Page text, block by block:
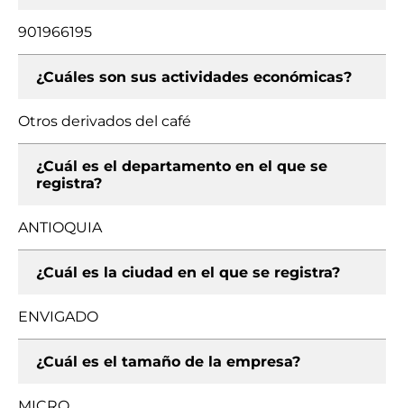
901966195
¿Cuáles son sus actividades económicas?
Otros derivados del café
¿Cuál es el departamento en el que se
registra?
ANTIOQUIA
¿Cuál es la ciudad en el que se registra?
ENVIGADO
¿Cuál es el tamaño de la empresa?